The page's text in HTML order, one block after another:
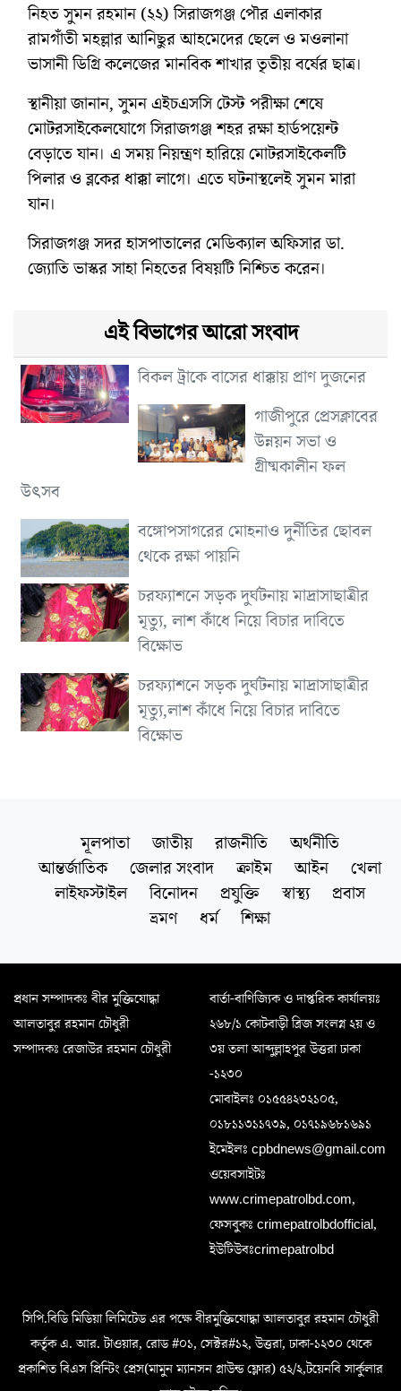
নিহত সুমন রহমান (২২) সিরাজগঞ্জ পৌর এলাকার
রামগাঁতী মহল্লার আনিছুর আহমেদের ছেলে ও মওলানা
ভাসানী ডিগ্রি কলেজের মানবিক শাখার তৃতীয় বর্ষের ছাত্র।
স্থানীয়া জানান, সুমন এইচএসসি টেস্ট পরীক্ষা শেষে
মোটরসাইকেলযোগে সিরাজগঞ্জ শহর রক্ষা হার্ডপয়েন্ট
বেড়াতে যান। এ সময় নিয়ন্ত্রণ হারিয়ে মোটরসাইকেলটি
পিলার ও ব্লকের ধাক্কা লাগে। এতে ঘটনাস্থলেই সুমন মারা
যান।
সিরাজগঞ্জ সদর হাসপাতালের মেডিক্যাল অফিসার ডা.
জ্যোতি ভাস্কর সাহা নিহতের বিষয়টি নিশ্চিত করেন।
এই বিভাগের আরো সংবাদ
বিকল ট্রাকে বাসের ধাক্কায় প্রাণ দুজনের
গাজীপুরে প্রেসক্লাবের
উন্নয়ন সভা ও
গ্রীষ্মকালীন ফল
উৎসব
বঙ্গোপসাগরের মোহনাও দুর্নীতির ছোবল
থেকে রক্ষা পায়নি
চরফ্যাশনে সড়ক দুর্ঘটনায় মাদ্রাসাছাত্রীর
মৃত্যু, লাশ কাঁধে নিয়ে বিচার দাবিতে
বিক্ষোভ
চরফ্যাশনে সড়ক দুর্ঘটনায় মাদ্রাসাছাত্রীর
মৃত্যু,লাশ কাঁধে নিয়ে বিচার দাবিতে
বিক্ষোভ
মূলপাতা জাতীয় রাজনীতি
অর্থনীতি
আন্তর্জাতিক
জেলার সংবাদ ক্রাইম আইন
খেলা
লাইফস্টাইল
বিনোদন প্রযুক্তি স্বাস্থ্য
প্রবাস
ভ্রমণ
ধর্ম শিক্ষা
প্রধান সম্পাদকঃ বীর মুক্তিযোদ্ধা
আলতাবুর রহমান চৌধুরী
সম্পাদকঃ রেজাউর রহমান চৌধুরী
বার্তা-বাণিজ্যিক ও দাপ্তরিক কার্যালয়ঃ
২৬৮/১ কোটবাড়ী ব্রিজ সংলগ্ন ২য় ও
৩য় তলা আব্দুল্লাহপুর উত্তরা ঢাকা
-১২৩০
মোবাইলঃ ০১৫৫৪২৩২১০৫,
০১৮১১৩১১৭৩৯, ০১৭১৯৬৮১৬৯১
ইমেইলঃ cpbdnews@gmail.com
ওয়েবসাইটঃ
www.crimepatrolbd.com,
ফেসবুকঃ crimepatrolbdofficial,
ইউটিউবঃcrimepatrolbd
সিপি.বিডি মিডিয়া লিমিটেড এর পক্ষে বীরমুক্তিযোদ্ধা আলতাবুর রহমান চৌধুরী
কর্তৃক এ. আর. টাওয়ার, রোড #০১, সেক্টর#১২, উত্তরা, ঢাকা-১২৩০ থেকে
প্রকাশিত বিএস প্রিন্টিং প্রেস(মামুন ম্যানসন গ্রাউন্ড ফ্লোর) ৫২/২,টয়েনবি সার্কুলার